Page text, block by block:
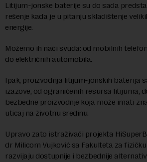
Litijum-jonske baterije su do sada
rešenje kada je u pitanju skladištenje
energije.
Možemo ih naći svuda: od mobilnih
do električnih automobila.
Ipak, proizvodnja litijum-jonskih baterija
izazove, od ograničenih resursa litijuma,
bezbedne proizvodnje koja može imati
uticaj na životnu sredinu.
Upravo zato istraživači projekta
dr Milicom Vujković sa Fakulteta za
razvijaju dostupnije i bezbednije